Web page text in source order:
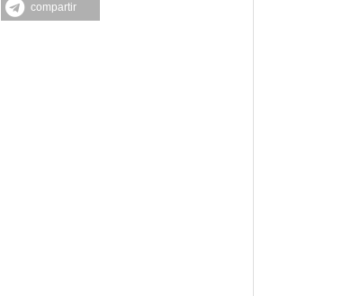
compartir